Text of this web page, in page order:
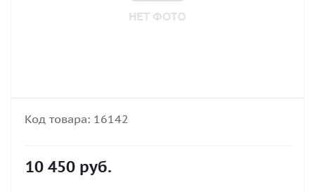
Код товара: 16142
10 450 руб.